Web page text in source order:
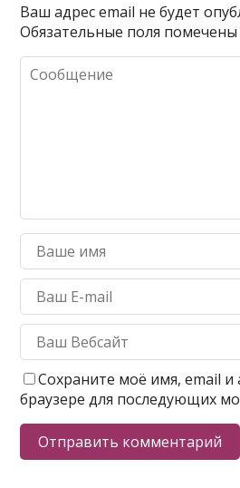
Ваш адрес email не будет
Обязательные поля
Сохраните моё имя, email и
браузере для последующих